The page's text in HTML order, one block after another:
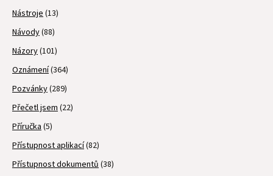
Nástroje (13)
Návody(88)
Názory(101)
Oznámení(364)
Pozvánky(289)
Přečetl jsem (22)
Příručka (5)
Přístupnost aplikací(82)
Přístupnost dokumentů (38)